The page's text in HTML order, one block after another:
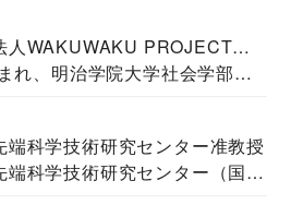
人WAKUWAKU PROJECT
・言語聴覚士・社会福祉士
れ、明治学院大学社会学部福
端科学技術研究センター准教授
端科学技術研究センター（国際